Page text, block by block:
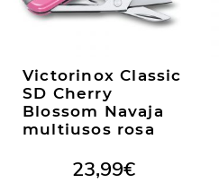
Victorinox Classic
SD Cherry
Blossom Navaja
multiusos rosa
23,99€